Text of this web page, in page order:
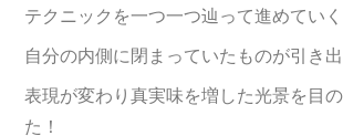
テクニックを一つ一つ辿って進めていく
自分の内側に閉まっていたものが引き出
表現が変わり真実味を増した光景を目
た！